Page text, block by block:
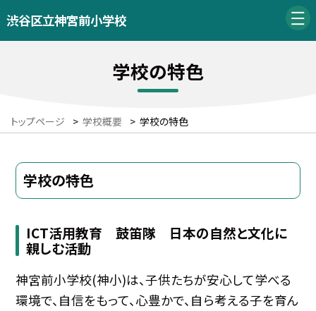
渋谷区立神宮前小学校
学校の特色
トップページ > 学校概要 > 学校の特色
学校の特色
ICT活用教育 鼓笛隊 日本の自然と文化に
親しむ活動
神宮前小学校(神小)は、子供たちが安心して学べる
環境で、自信をもって、心豊かで、自ら考える子を育ん